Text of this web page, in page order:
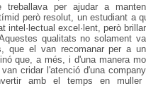
per ajudar a
però resolut, un estudiant a
intel·lectual excel·lent, però
qualitats no solament
que el van recomanar per a
que, a més, i d'una manera
cridar l'atenció d'una
amb el temps en